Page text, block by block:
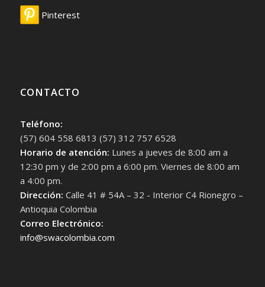
Pinterest
CONTACTO
Teléfono:
(57) 604 558 6813 (57) 312 757 6528
Horario de atención: Lunes a jueves de 8:00 am a
12:30 pm y de 2:00 pm a 6:00 pm. Viernes de 8:00 am
a 4:00 pm.
Dirección: Calle 41 # 54A – 32 - Interior C4 Rionegro –
Antioquia Colombia
Correo Electrónico:
info@swacolombia.com